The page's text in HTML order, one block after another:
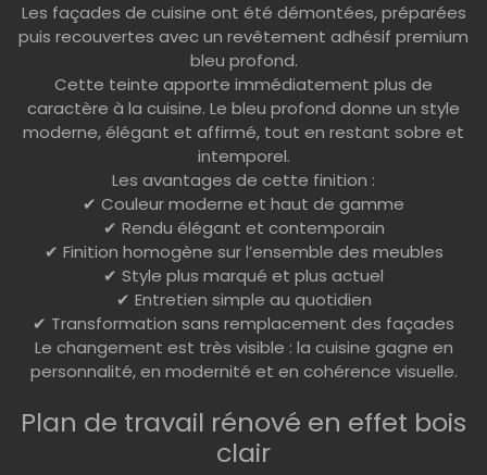
Les façades de cuisine ont été démontées, préparées
puis recouvertes avec un revêtement adhésif premium
bleu profond.
Cette teinte apporte immédiatement plus de
caractère à la cuisine. Le bleu profond donne un style
moderne, élégant et affirmé, tout en restant sobre et
intemporel.
Les avantages de cette finition :
✔ Couleur moderne et haut de gamme
✔ Rendu élégant et contemporain
✔ Finition homogène sur l’ensemble des meubles
✔ Style plus marqué et plus actuel
✔ Entretien simple au quotidien
✔ Transformation sans remplacement des façades
Le changement est très visible : la cuisine gagne en
personnalité, en modernité et en cohérence visuelle.
Plan de travail rénové en effet bois
clair